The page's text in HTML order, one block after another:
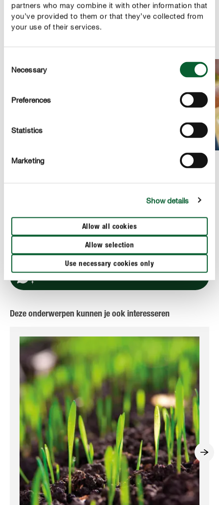
partners who may combine it with other information that
you’ve provided to them or that they’ve collected from
your use of their services.
Selection
Necessary
Preferences
Statistics
Marketing
Show details
Allow all cookies
Allow selection
Use necessary cookies only
verantwoorde wijze geproduceerd in overeenstemming
met strenge criteria van veengrond-selectie, -winning en -
bestemming na gebruik.
Deze onderwerpen kunnen je ook interesseren